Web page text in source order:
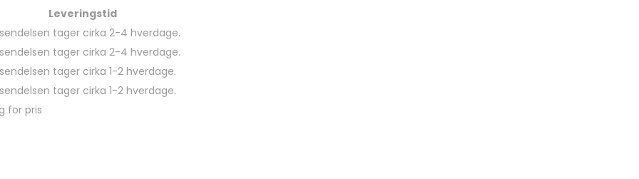
Leveringstid
tager cirka 2-4 hverdage.
tager cirka 2-4 hverdage.
tager cirka 1-2 hverdage.
tager cirka 1-2 hverdage.
for pris